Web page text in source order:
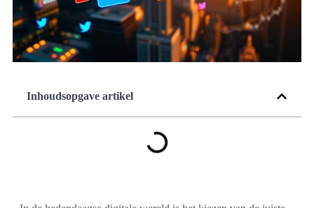
Inhoudsopgave artikel